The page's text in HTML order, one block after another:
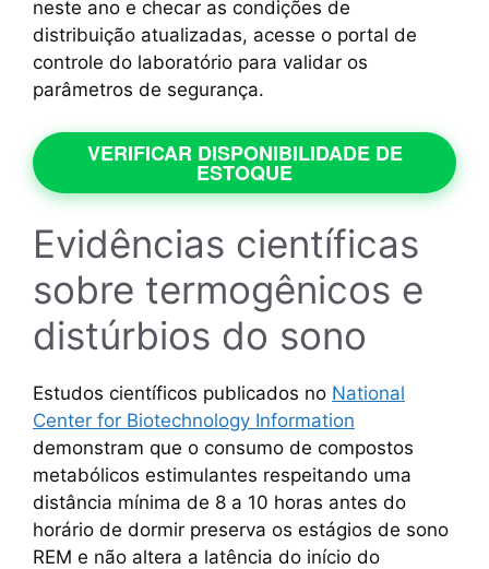
neste ano e checar as condições de
distribuição atualizadas, acesse o portal de
controle do laboratório para validar os
parâmetros de segurança.
VERIFICAR DISPONIBILIDADE DE
ESTOQUE
Evidências científicas
sobre termogênicos e
distúrbios do sono
Estudos científicos publicados no National
Center for Biotechnology Information
demonstram que o consumo de compostos
metabólicos estimulantes respeitando uma
distância mínima de 8 a 10 horas antes do
horário de dormir preserva os estágios de sono
REM e não altera a latência do início do